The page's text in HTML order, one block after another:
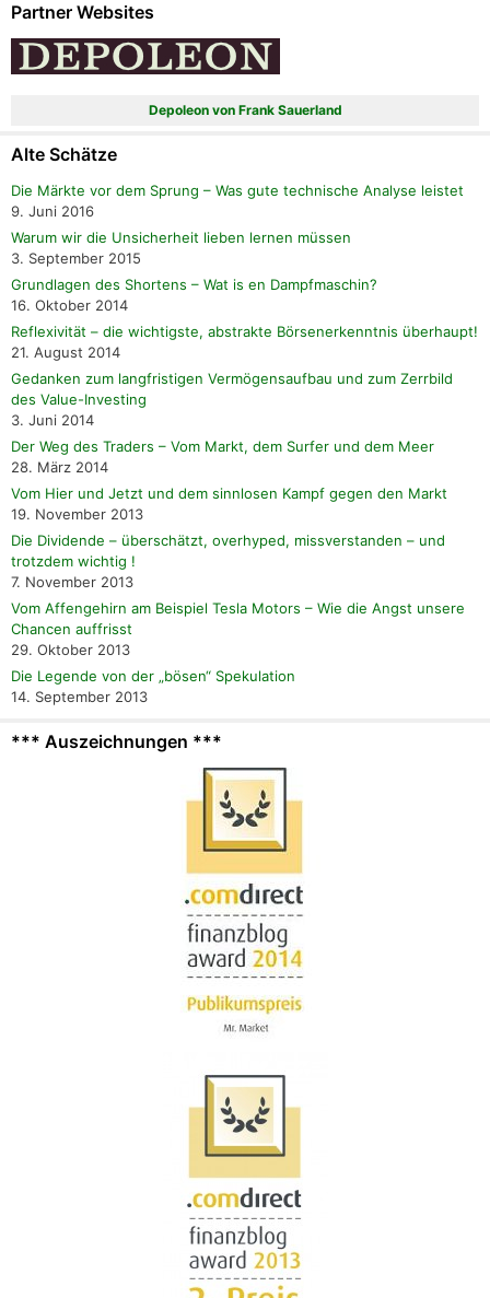
Partner Websites
Depoleon von Frank Sauerland
Alte Schätze
Die Märkte vor dem Sprung – Was gute technische Analyse leistet
9. Juni 2016
Warum wir die Unsicherheit lieben lernen müssen
3. September 2015
Grundlagen des Shortens – Wat is en Dampfmaschin?
16. Oktober 2014
Reflexivität – die wichtigste, abstrakte Börsenerkenntnis überhaupt!
21. August 2014
Gedanken zum langfristigen Vermögensaufbau und zum Zerrbild
des Value-Investing
3. Juni 2014
Der Weg des Traders – Vom Markt, dem Surfer und dem Meer
28. März 2014
Vom Hier und Jetzt und dem sinnlosen Kampf gegen den Markt
19. November 2013
Die Dividende – überschätzt, overhyped, missverstanden – und
trotzdem wichtig !
7. November 2013
Vom Affengehirn am Beispiel Tesla Motors – Wie die Angst unsere
Chancen auffrisst
29. Oktober 2013
Die Legende von der „bösen“ Spekulation
14. September 2013
*** Auszeichnungen ***